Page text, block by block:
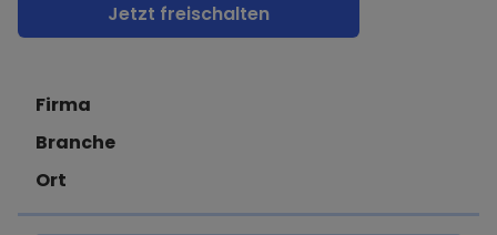
Jetzt freischalten
Firma
Branche
Ort